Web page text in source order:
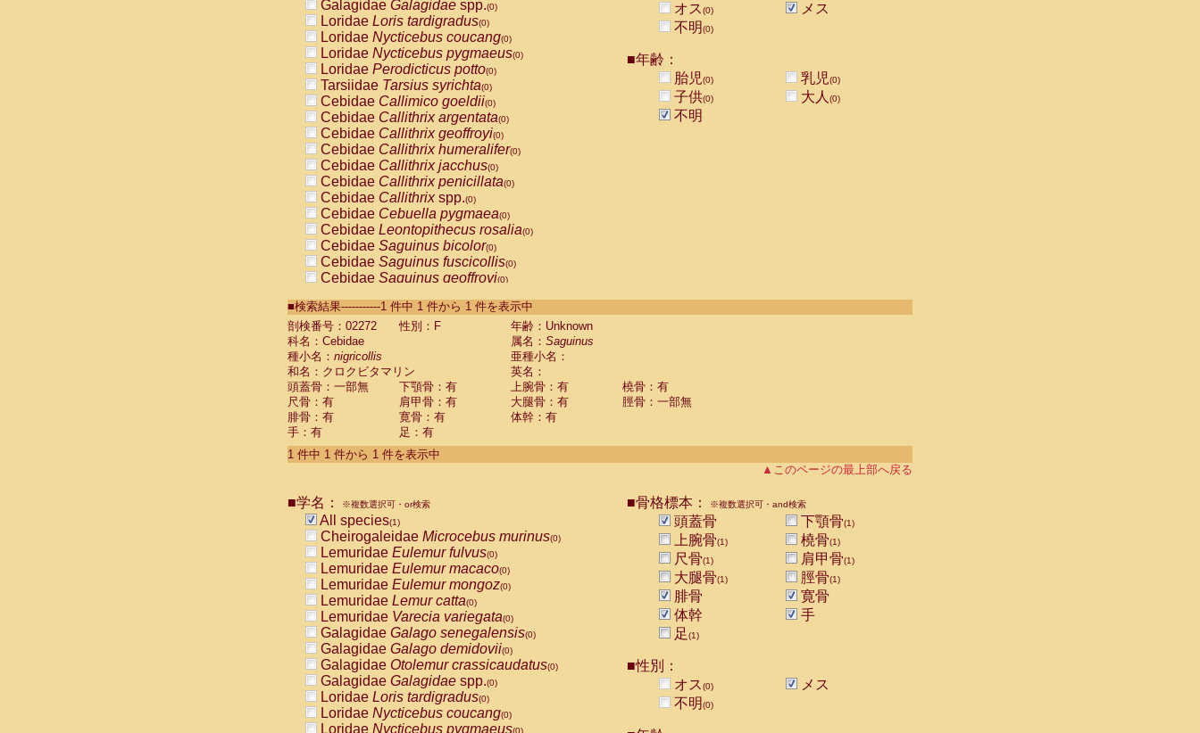
Galagidae Galagidae spp.(0)
Loridae Loris tardigradus(0)
Loridae Nycticebus coucang(0)
Loridae Nycticebus pygmaeus(0)
Loridae Perodicticus potto(0)
Tarsiidae Tarsius syrichta(0)
Cebidae Callimico goeldii(0)
Cebidae Callithrix argentata(0)
Cebidae Callithrix geoffroyi(0)
Cebidae Callithrix humeralifer(0)
Cebidae Callithrix jacchus(0)
Cebidae Callithrix penicillata(0)
Cebidae Callithrixspp.(0)
Cebidae Cebuella pygmaea(0)
Cebidae Leontopithecus rosalia(0)
Cebidae Saguinus bicolor(0)
Cebidae Saguinus fuscicollis(0)
Cebidae Saguinus geoffroyi(0)
CebidaeSaguinus labiatus(0)
Cebidae Saguinus leucopus (0)
Cebidae
CebidaeSaguinus mystax
CebidaeSaguinus nigricollis (1)
Cebidae Saguinus oedipus
Cebidae Saguinus weddelli
Cebidae Saguinusspp.
Cebidae Aotus trivirgatus
Cebidae Cebus albifrons
CebidaeCebus nigrivittatus
CebidaeCebus
CebidaeSaimiri boliviensis(0)
CebidaeSaimiri sciureus(0)
AtelidaeAlouatta caraya(0)
AtelidaeAlouatta fusca(0)
AtelidaeAlouatta seniculus
AtelidaeAlouattaspp.(0)
AtelidaeAteles belzebuth(0)
AtelidaeAteles geoffroyi(0)
AtelidaeAteles paniscus(0)
AtelidaeAtelesspp.(0)
Atelidae Lagothrix lagothricha
AtelidaeLagothrix lagothricha cana
PitheciidaeCacajao calvus rubicundus
オス(0)
メス
不明(0)
■年齢：
胎児(0) 乳児(0)
子供(0) 大人 (0)
不明
■検索結果-----------1 件中 1 件から 1 件を表示中
剖検番号：02272
性別：F
年齢：Unknown
科名：Cebidae
属名： Saguinus
種小名： nigricollis
亜種小名：
和名：クロクビタマリン
英名：
頭蓋骨：一部無
下顎骨：有 上腕骨：有
橈骨：有
尺骨：有
肩甲骨：有 大腿骨：有
脛骨：一部無
腓骨：有
寛骨：有
体幹：有
手：有
足：有
1 件中 1 件から 1 件を表示中
▲このページの最上部へ戻る
■学名： ※複数選択可・or検索
All species(1)
Cheirogaleidae Microcebus murinus(0)
Lemuridae Eulemur fulvus(0)
Lemuridae Eulemur macaco(0)
Lemuridae Eulemur mongoz(0)
Lemuridae Lemur catta(0)
Lemuridae Varecia variegata(0)
Galagidae Galago senegalensis(0)
Galagidae Galago demidovii(0)
Galagidae Otolemur crassicaudatus(0)
Galagidae Galagidae spp.(0)
Loridae Loris tardigradus(0)
Loridae Nycticebus coucang(0)
Loridae Nycticebus pygmaeus(0)
■骨格標本： ※複数選択可・and検索
頭蓋骨 下顎骨(1)
上腕骨(1) 橈骨(1)
尺骨(1) 肩甲骨(1)
大腿骨(1) 脛骨(1)
腓骨
寛骨
体幹
手
足(1)
■性別：
オス(0)
メス
不明(0)